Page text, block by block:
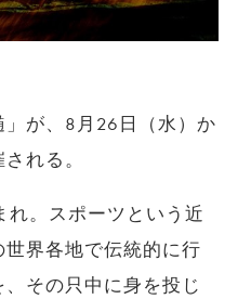
が、8月26日（水）か
れる。
れ。スポーツという近
界各地で伝統的に行
その只中に身を投じ